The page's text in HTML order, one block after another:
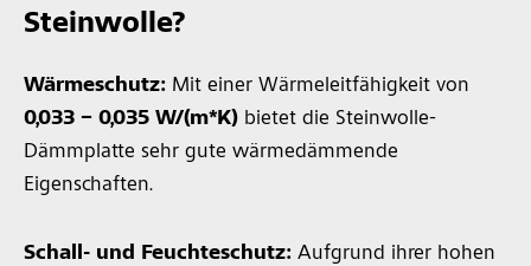
Steinwolle?
Wärmeschutz: Mit einer Wärmeleitfähigkeit von
0,033 – 0,035 W/(m*K) bietet die Steinwolle-
Dämmplatte sehr gute wärmedämmende
Eigenschaften.
Schall- und Feuchteschutz: Aufgrund ihrer hohen